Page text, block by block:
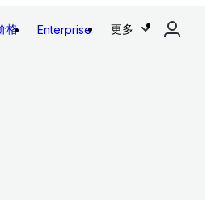
格 Enterprise 更多